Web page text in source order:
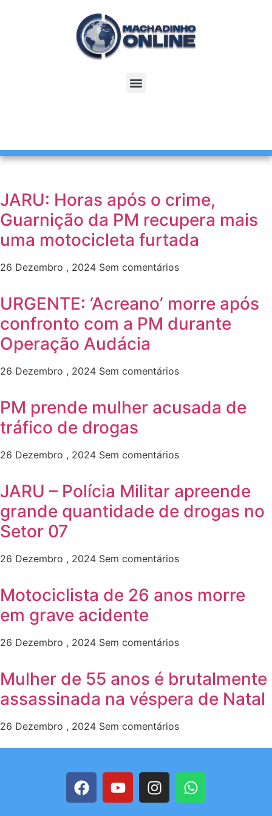
JARU: Horas após o crime,
Guarnição da PM recupera mais
uma motocicleta furtada
26 Dezembro , 2024 Sem comentários
URGENTE: ‘Acreano’ morre após
confronto com a PM durante
Operação Audácia
26 Dezembro , 2024 Sem comentários
PM prende mulher acusada de
tráfico de drogas
26 Dezembro , 2024 Sem comentários
JARU – Polícia Militar apreende
grande quantidade de drogas no
Setor 07
26 Dezembro , 2024 Sem comentários
Motociclista de 26 anos morre
em grave acidente
26 Dezembro , 2024 Sem comentários
Mulher de 55 anos é brutalmente
assassinada na véspera de Natal
26 Dezembro , 2024 Sem comentários